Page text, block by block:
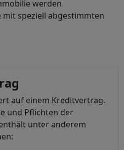
werden
speziell abgestimmten
auf einem Kreditvertrag.
und Pflichten der
unter anderem